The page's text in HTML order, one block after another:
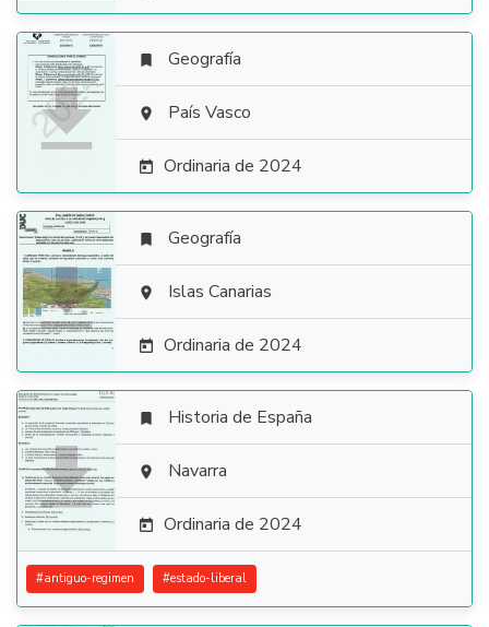

 Geografía
 País Vasco
 Ordinaria de 2024

 Geografía
 Islas Canarias
 Ordinaria de 2024

 Historia de España
 Navarra
 Ordinaria de 2024
#antiguo-regimen #estado-liberal